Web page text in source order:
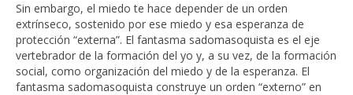
Sin embargo, el miedo te hace depender de un orden
extrínseco, sostenido por ese miedo y esa esperanza de
protección “externa”. El fantasma sadomasoquista es el eje
vertebrador de la formación del yo y, a su vez, de la formación
social, como organización del miedo y de la esperanza. El
fantasma sadomasoquista construye un orden “externo” en